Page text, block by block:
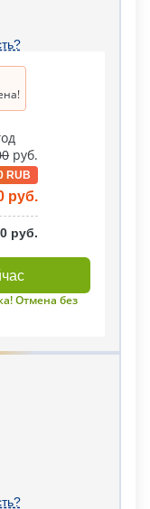
руб.
RUB
руб.
руб.
Отмена без